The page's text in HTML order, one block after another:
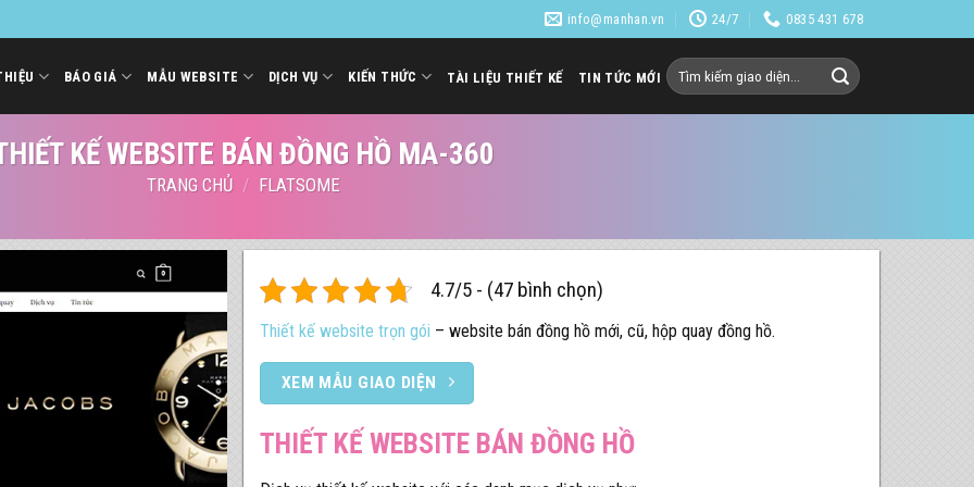
info@manhan.vn 24/7 0835 431 678
BÁO GIÁ MẪU WEBSITE DỊCH VỤ KIẾN THỨC TÀI LIỆU THIẾT KẾ TIN TỨC MỚI Tìm
KẾ WEBSITE BÁN ĐỒNG HỒ MA-360
TRANG CHỦ / FLATSOME
4.7/5 - (47 bình chọn)
Thiết kế website trọn gói – website bán đồng hồ mới, cũ, hộp quay đồng hồ.
XEM MẪU GIAO DIỆN
THIẾT KẾ WEBSITE BÁN ĐỒNG HỒ